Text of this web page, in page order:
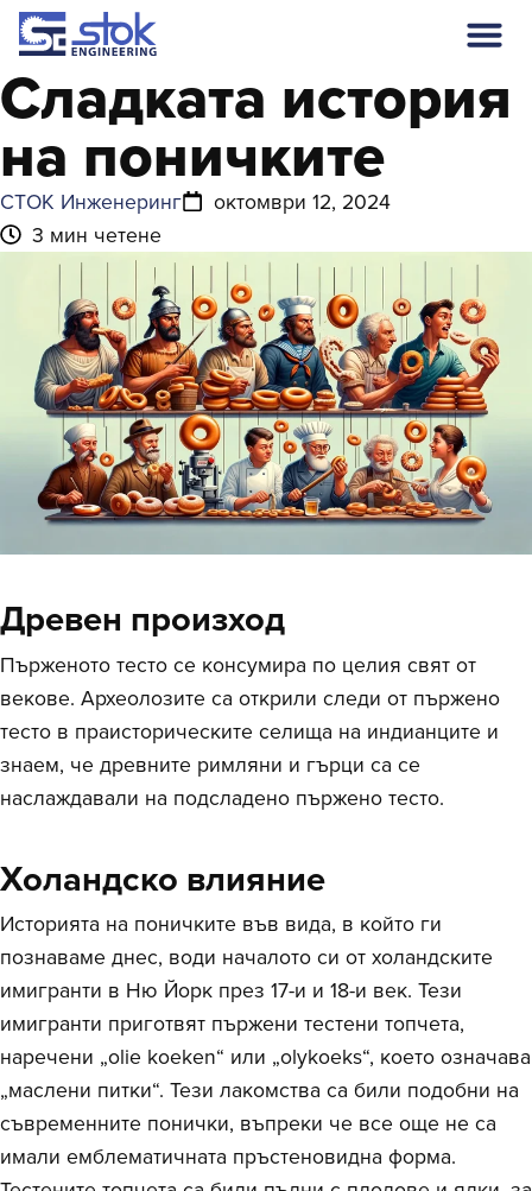
Сладката история
на поничките
СТОК Инженеринг
октомври 12, 2024
3 мин четене
Древен произход
Пърженото тесто се консумира по целия свят от
векове. Археолозите са открили следи от пържено
тесто в праисторическите селища на индианците и
знаем, че древните римляни и гърци са се
наслаждавали на подсладено пържено тесто.
Холандско влияние
Историята на поничките във вида, в който ги
познаваме днес, води началото си от холандските
имигранти в Ню Йорк през 17-и и 18-и век. Тези
имигранти приготвят пържени тестени топчета,
наречени „olie koeken“ или „olykoeks“, което означава
„маслени питки“. Тези лакомства са били подобни на
съвременните понички, въпреки че все още не са
имали емблематичната пръстеновидна форма.